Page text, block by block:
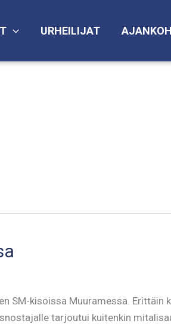
URHEILIJAT
SM-kisoissa Muuramessa.
tarjoutui kuitenkin